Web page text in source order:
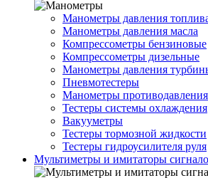
Манометры давления
Манометры давления масла
Компрессометры бензиновые
Компрессометры дизельные
Манометры давления
Пневмотестеры
Манометры противодавления
Тестеры системы охлаждения
Вакууметры
Тестеры тормозной жидкости
Тестеры гидроусилителя руля
Мультиметры и имитаторы